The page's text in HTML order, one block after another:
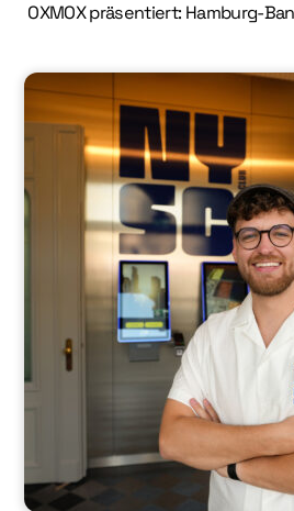
OXMOX präsentiert: Hamburg-